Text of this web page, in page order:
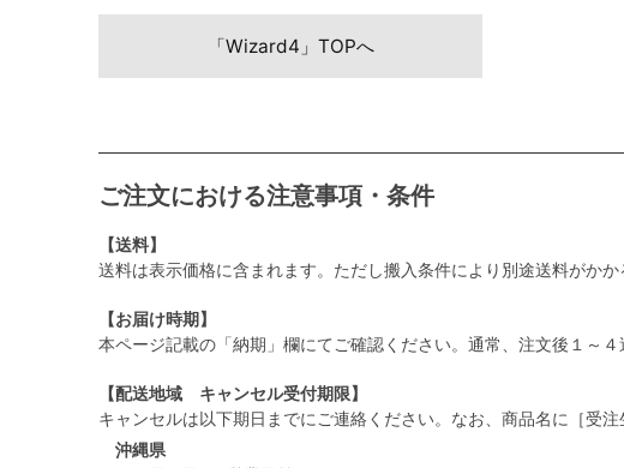
「Wizard4」TOPへ
ご注文における注意事項・条件
【送料】
送料は表示価格に含まれます。ただし搬入条件により別途送料がか
【お届け時期】
本ページ記載の「納期」欄にてご確認ください。通常、注文後１～
【配送地域 キャンセル受付期限】
キャンセルは以下期日までにご連絡ください。なお、商品名に［受
沖縄県